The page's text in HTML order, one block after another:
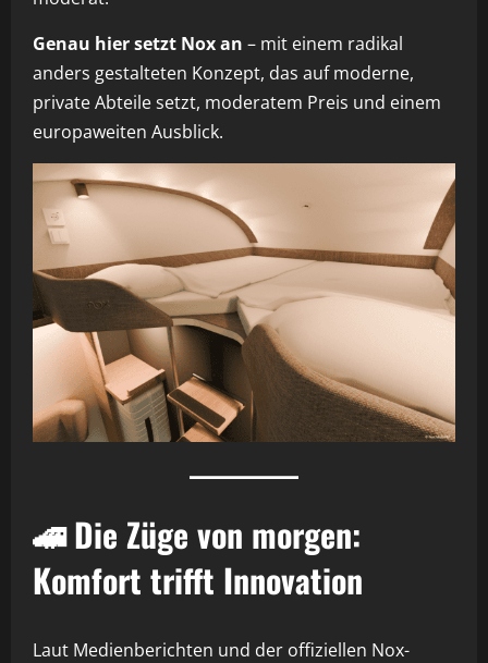
Genau hier setzt Nox an – mit einem radikal
anders gestalteten Konzept, das auf moderne,
private Abteile setzt, moderatem Preis und einem
europaweiten Ausblick.
🚄 Die Züge von morgen:
Komfort trifft Innovation
Laut Medienberichten und der offiziellen Nox-